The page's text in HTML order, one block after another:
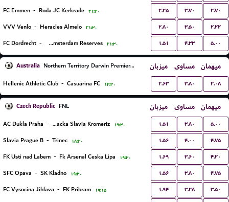
FC Emmen - Roda JC Kerkrade ۲۱:۳۰ ۲.۲۵ ۳.۷۰ ۲.۷۰
VVV Venlo - Heracles Almelo ۲۱:۳۰ ۲.۸۰ ۳.۵۰ ۲.۲۲
FC Dordrecht - Ajax Amsterdam Reserves ۲۱:۳۰ ۱.۵۱ ۴.۳۳ ۵.۰۰
Australia Northern Territory Darwin Premier League میزبان مساوی میهمان
Hellenic Athletic Club - Casuarina FC ۱۴:۳۰ ۲.۶۳ ۳.۸۰ ۲.۰۸
Czech Republic FNL میزبان مساوی میهمان
AC Dukla Praha - SK Hanacka Slavia Kromeriz ۱۹:۳۰ ۱.۵۱ ۳.۸۰ ۵.۰۰
Slavia Prague B - Trinec ۱۸:۳۰ ۱.۵۶ ۴.۰۰ ۴.۷۵
FK Usti nad Labem - Fk Arsenal Ceska Lipa ۱۹:۳۰ ۱.۶۹ ۳.۶۰ ۴.۲۰
SFC Opava - SK Kladno ۱۹:۳۰ ۱.۵۶ ۳.۸۰ ۴.۷۵
FC Vysocina Jihlava - FK Pribram ۱۹:۱۵ ۱.۹۴ ۳.۲۸ ۳.۵۰